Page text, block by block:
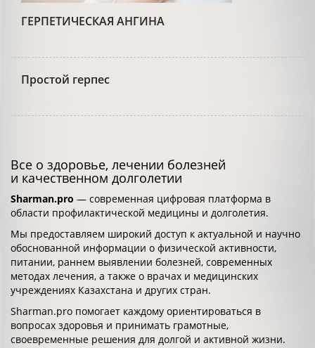
ГЕРПЕТИЧЕСКАЯ АНГИНА
Простой герпес
Все о здоровье, лечении болезней
и качественном долголетии
Sharman.pro — современная цифровая платформа в
области профилактической медицины и долголетия.
Мы предоставляем широкий доступ к актуальной и научно
обоснованной информации о физической активности,
питании, раннем выявлении болезней, современных
методах лечения, а также о врачах и медицинских
учреждениях Казахстана и других стран.
Sharman.pro помогает каждому ориентироваться в
вопросах здоровья и принимать грамотные,
своевременные решения для долгой и активной жизни.